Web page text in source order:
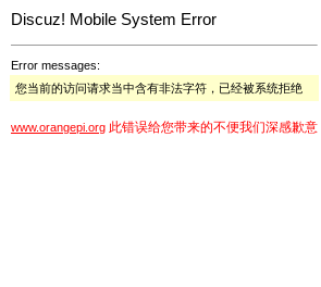
Discuz! Mobile System Error
Error messages:
您当前的访问请求当中含有非法字符，已经被系统拒绝
www.orangepi.org 此错误给您带来的不便我们深感歉意